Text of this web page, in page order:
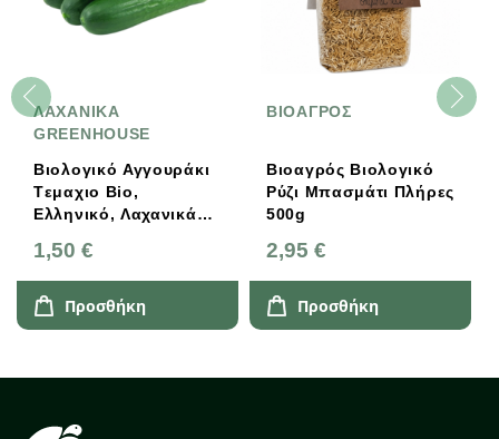
ΛΑΧΑΝΙΚΑ
GREENHOUSE
Βιολογικό Αγγουράκι
Tεμαχιο Bio,
Ελληνικό, Λαχανικά
1,50 €
Προσθήκη
ΒΙΟΑΓΡΟΣ
Βιοαγρός Βιολογικό
Ρύζι Μπασμάτι Πλήρες
500g
2,95 €
Προσθήκη